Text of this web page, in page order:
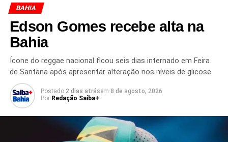
A despedida acontece em Salvador, onde Wilson Galvão
Andrade estava internado nos últimos dias. Até o
momento, não foram divulgadas informações adicionais
sobre as circunstâncias da morte.
Redação Saiba+
BAHIA
Edson Gomes recebe alta na
Bahia
Ícone do reggae nacional ficou seis dias internado em Feira
de Santana após apresentar alteração nos níveis de glicose
Postado 2 dias atrásem 8 de agosto, 2026
Por Redação Saiba+